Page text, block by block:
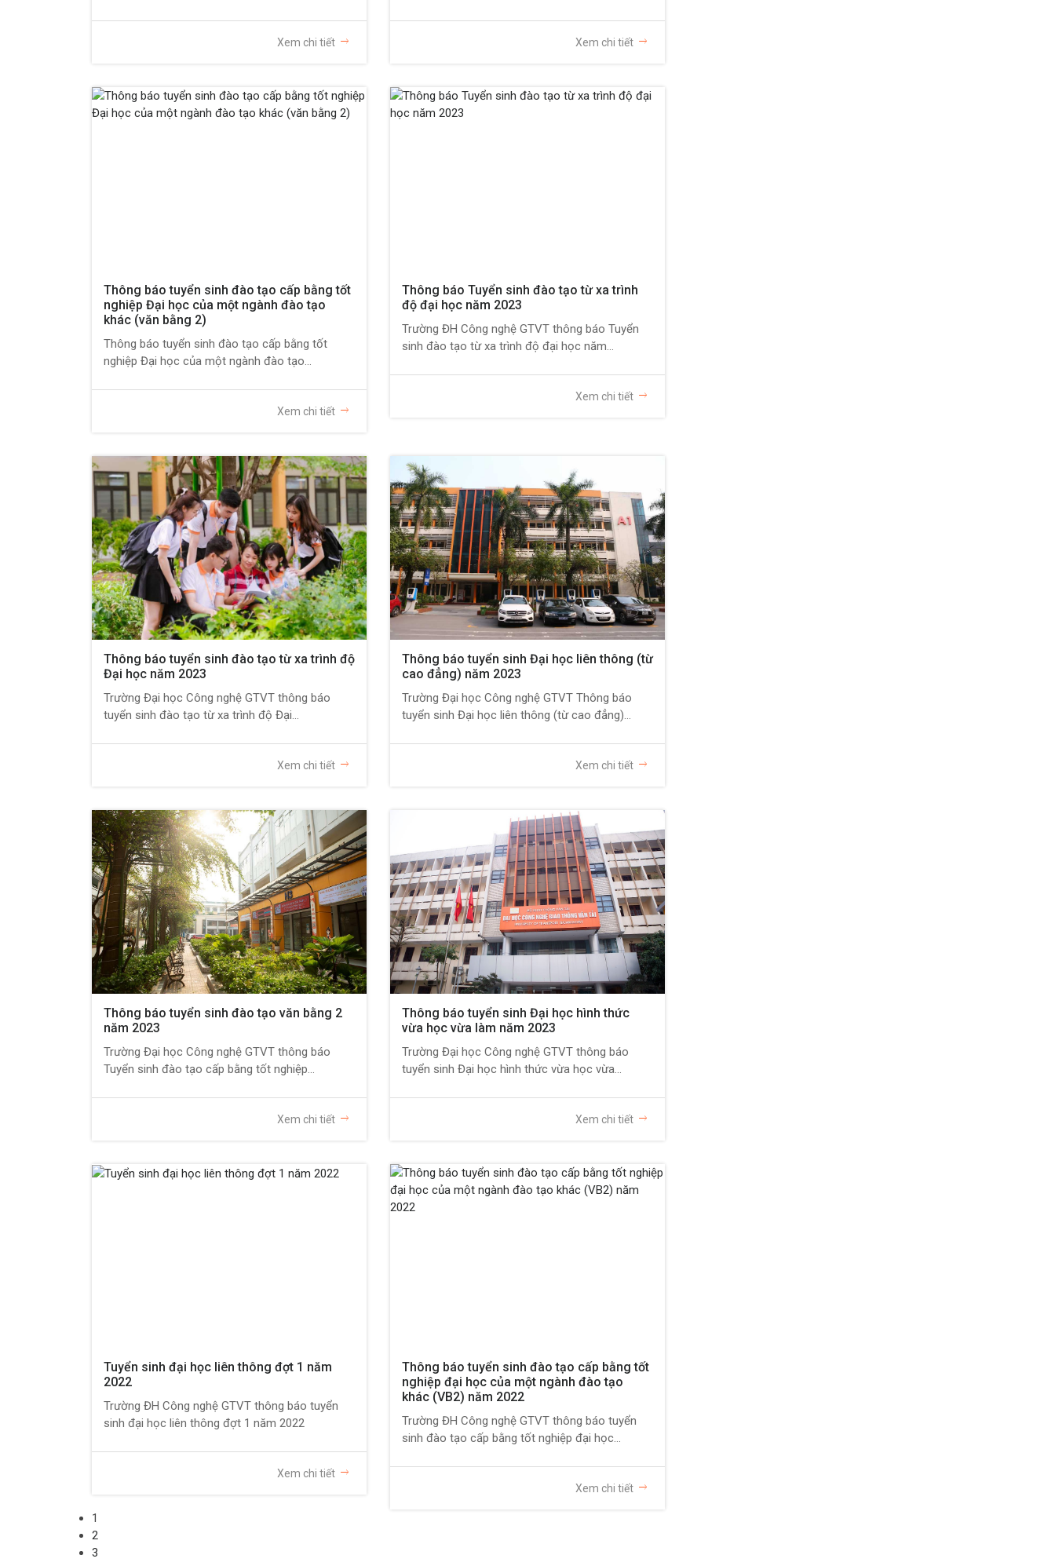
Xem chi tiết Xem chi tiết
Thông báo tuyển sinh đào tạo cấp bằng tốt
nghiệp Đại học của một ngành đào tạo
khác (văn bằng 2)
Thông báo tuyển sinh đào tạo cấp bằng tốt
nghiệp Đại học của một ngành đào tạo...
Xem chi tiết
Thông báo Tuyển sinh đào tạo từ xa trình
độ đại học năm 2023
Trường ĐH Công nghệ GTVT thông báo Tuyển
sinh đào tạo từ xa trình độ đại học năm...
Xem chi tiết
Thông báo tuyển sinh đào tạo từ xa trình độ
Đại học năm 2023
Trường Đại học Công nghệ GTVT thông báo
tuyển sinh đào tạo từ xa trình độ Đại...
Xem chi tiết
Thông báo tuyển sinh Đại học liên thông (từ
cao đẳng) năm 2023
Trường Đại học Công nghệ GTVT Thông báo
tuyển sinh Đại học liên thông (từ cao đẳng)...
Xem chi tiết
Thông báo tuyển sinh đào tạo văn bằng 2
năm 2023
Trường Đại học Công nghệ GTVT thông báo
Tuyển sinh đào tạo cấp bằng tốt nghiệp...
Xem chi tiết
Thông báo tuyển sinh Đại học hình thức
vừa học vừa làm năm 2023
Trường Đại học Công nghệ GTVT thông báo
tuyển sinh Đại học hình thức vừa học vừa...
Xem chi tiết
Tuyển sinh đại học liên thông đợt 1 năm
2022
Trường ĐH Công nghệ GTVT thông báo tuyển
sinh đại học liên thông đợt 1 năm 2022
Xem chi tiết
Thông báo tuyển sinh đào tạo cấp bằng tốt
nghiệp đại học của một ngành đào tạo
khác (VB2) năm 2022
Trường ĐH Công nghệ GTVT thông báo tuyển
sinh đào tạo cấp bằng tốt nghiệp đại học...
Xem chi tiết
1
2
3